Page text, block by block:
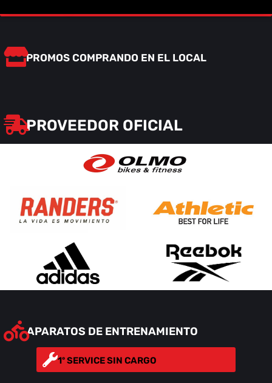
PROMOS COMPRANDO EN EL LOCAL
PROVEEDOR OFICIAL
APARATOS DE ENTRENAMIENTO
1º SERVICE SIN CARGO